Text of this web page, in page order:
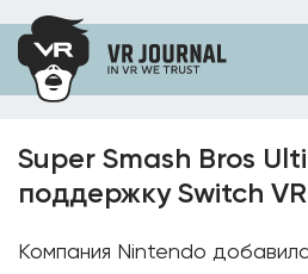
Super Smash Bros
поддержку Switch VR
Компания Nintendo